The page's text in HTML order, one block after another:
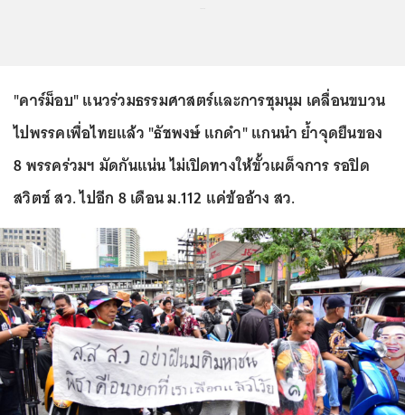
"คาร์ม็อบ" แนวร่วมธรรมศาสตร์และการชุมนุม เคลื่อนขบวน
ไปพรรคเพื่อไทยแล้ว "ธัชพงษ์ แกดำ" แกนนำ ย้ำจุดยืนของ
8 พรรคร่วมฯ มัดกันแน่น ไม่เปิดทางให้ขั้วเผด็จการ รอปิด
สวิตช์ สว. ไปอีก 8 เดือน ม.112 แค่ข้ออ้าง สว.